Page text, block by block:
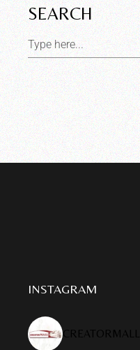
SEARCH
INSTAGRAM
CREATORMALL